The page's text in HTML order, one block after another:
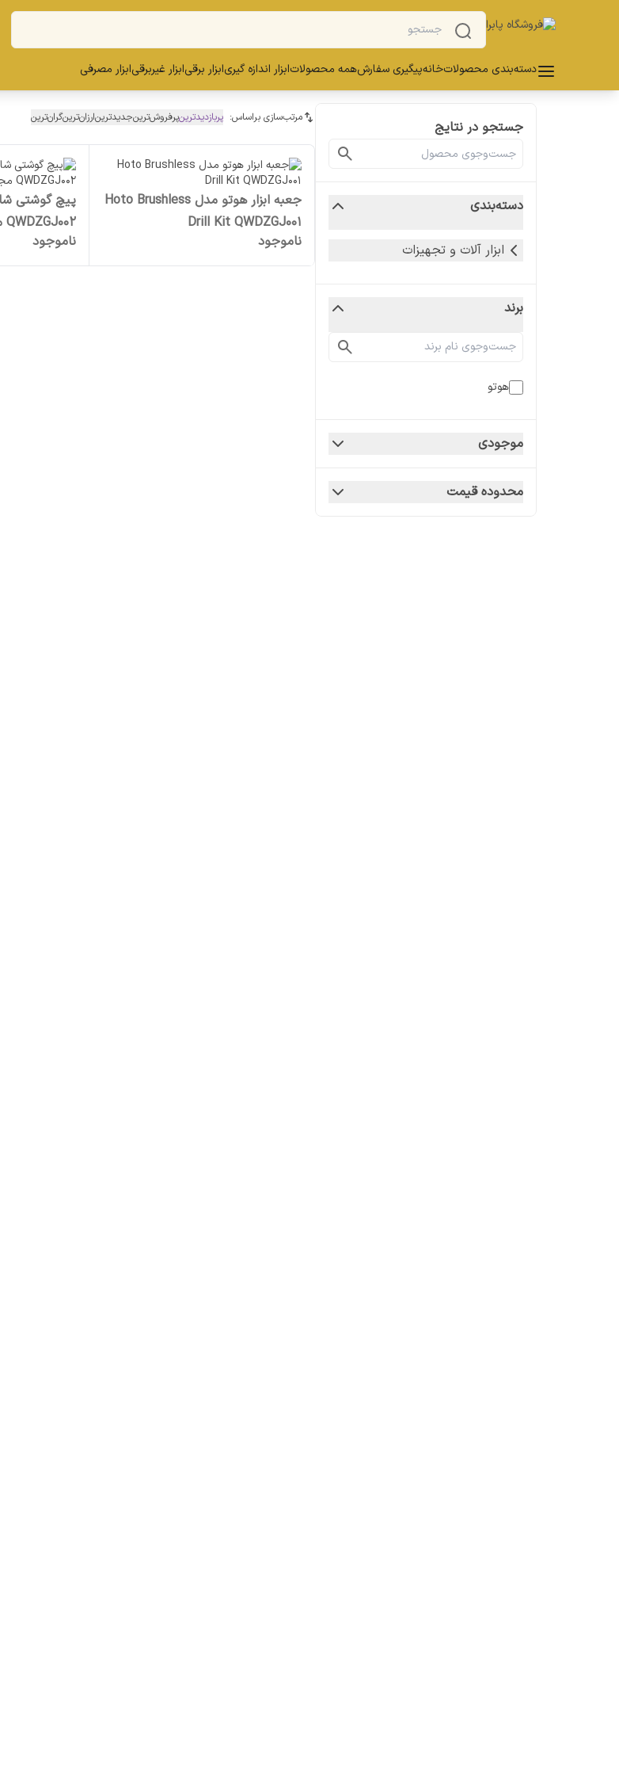
دسته‌بندی محصولاتخانهپیگیری سفارشهمه محصولاتابزار اندازه گیریابزار برقیابزار غیربرقیابزار مصرفی
جستجو در نتایج
دسته‌بندی
ابزار آلات و تجهیزات
برند
هوتو
موجودی
محدوده قیمت
مرتب‌سازی براساس: پربازدیدترینپرفروش‌ترینجدیدترینارزان‌ترینگران‌ترین
جعبه ابزار هوتو مدل Hoto Brushless
Drill Kit QWDZGJ001
ناموجود
QWDZGJ002 مجموعه 25 عددی
ناموجود